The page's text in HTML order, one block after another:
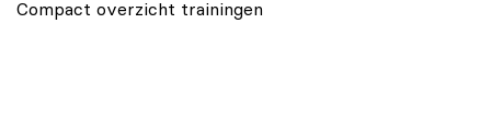
Compact overzicht trainingen